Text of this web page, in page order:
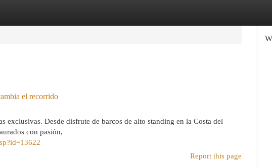
el recorrido
exclusivas. Desde disfrute de barcos de alto standing en la Costa del
con pasión,
Report this page